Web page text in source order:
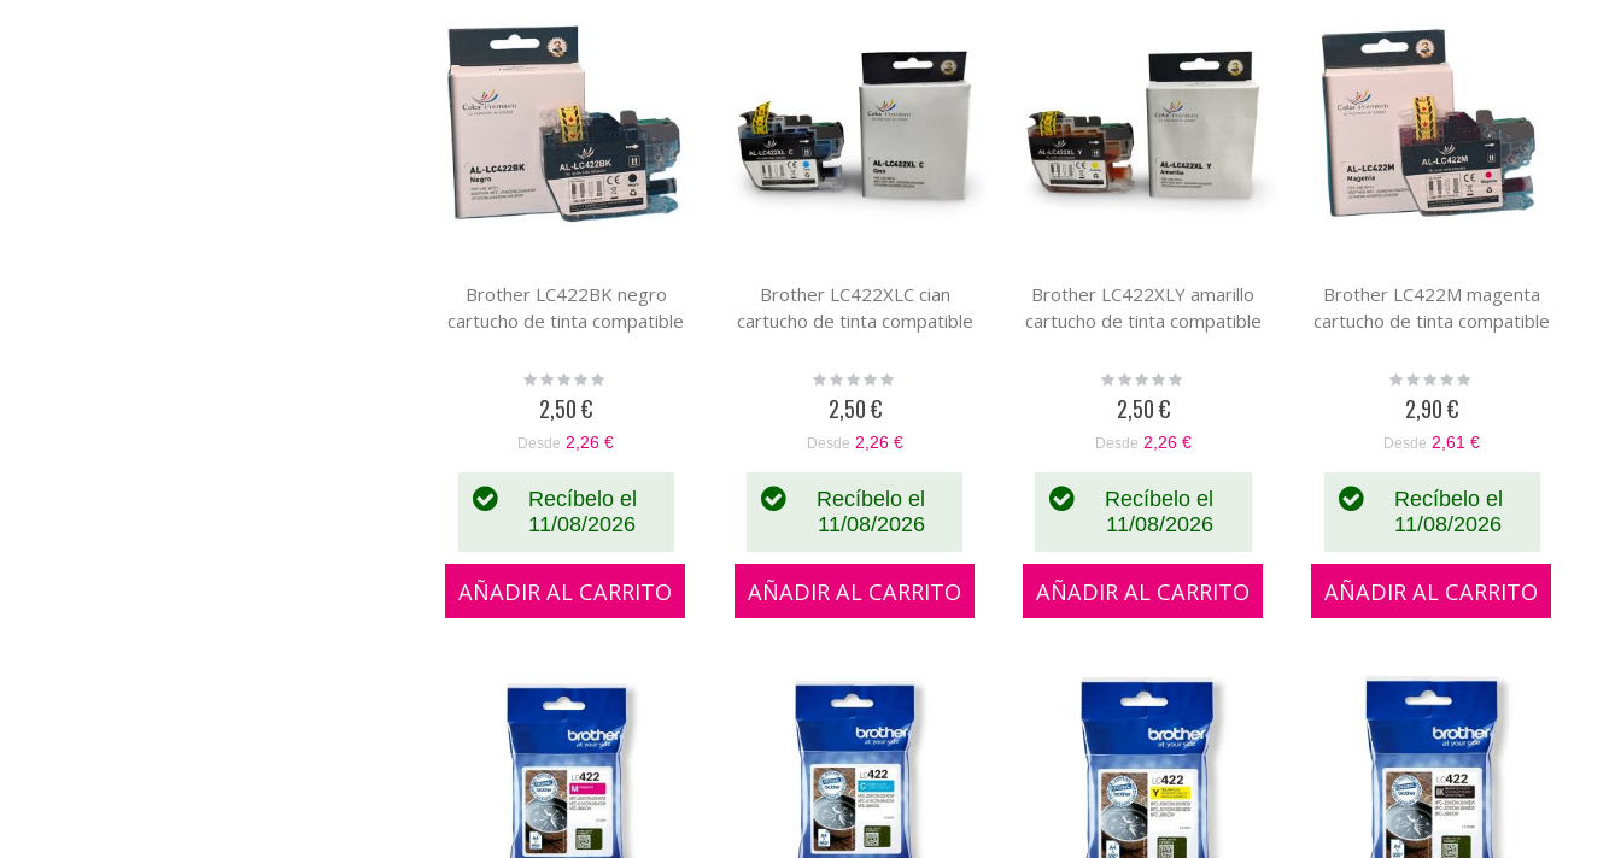
Brother LC422BK negro
cartucho de tinta compatible
Rating:
2,50 €
Desde 2,26 €
Recíbelo el
11/08/2026
AÑADIR AL CARRITO
Brother LC422XLC cian
cartucho de tinta compatible
Rating:
2,50 €
Desde 2,26 €
Recíbelo el
11/08/2026
AÑADIR AL CARRITO
Brother LC422XLY amarillo
cartucho de tinta compatible
Rating:
2,50 €
Desde 2,26 €
Recíbelo el
11/08/2026
AÑADIR AL CARRITO
Brother LC422M magenta
cartucho de tinta compatible
Rating:
2,90 €
Desde 2,61 €
Recíbelo el
11/08/2026
AÑADIR AL CARRITO